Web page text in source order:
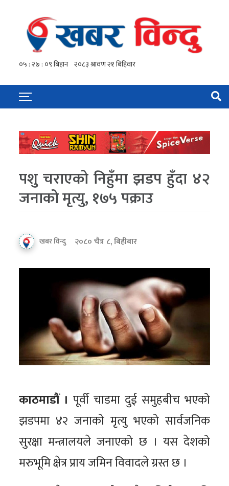
पशु चराएको निहुँमा झडप हुँदा ४२
जनाको मृत्यु, १७५ पक्राउ
खबर विन्दु २०८० चैत्र ८, बिहीबार
काठमाडौं । पूर्वी चाडमा दुई समुहबीच भएको
झडपमा ४२ जनाको मृत्यु भएको सार्वजनिक
सुरक्षा मन्त्रालयले जनाएको छ । यस देशको
मरुभूमि क्षेत्र प्राय जमिन विवादले ग्रस्त छ ।